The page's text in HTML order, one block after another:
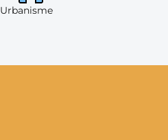
Urbanisme